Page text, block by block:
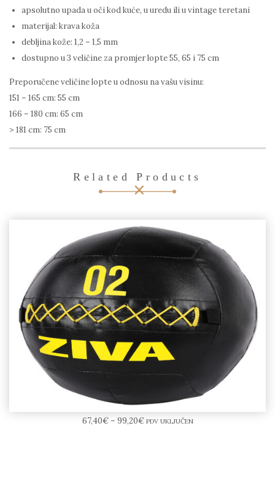
apsolutno upada u oči kod kuće, u uredu ili u vintage teretani
materijal: krava koža
debljina kože: 1,2 – 1,5 mm
dostupno u 3 veličine za promjer lopte 55, 65 i 75 cm
Preporučene veličine lopte u odnosu na vašu visinu:
151 – 165 cm: 55 cm
166 – 180 cm: 65 cm
> 181 cm: 75 cm
Related Products
ZIVA ZVO Premium Wall Ball
67,40€– 99,20€ PDV UKLJUČEN